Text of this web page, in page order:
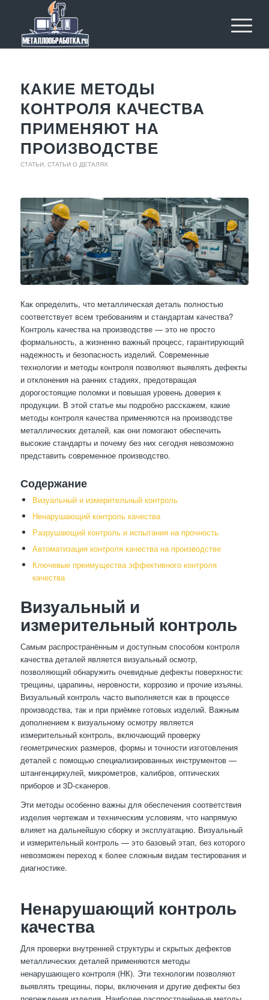
КАКИЕ МЕТОДЫ
КОНТРОЛЯ КАЧЕСТВА
ПРИМЕНЯЮТ НА
ПРОИЗВОДСТВЕ
СТАТЬИ, СТАТЬИ О ДЕТАЛЯХ
Как определить, что металлическая деталь полностью
соответствует всем требованиям и стандартам качества?
Контроль качества на производстве — это не просто
формальность, а жизненно важный процесс, гарантирующий
надежность и безопасность изделий. Современные
технологии и методы контроля позволяют выявлять дефекты
и отклонения на ранних стадиях, предотвращая
дорогостоящие поломки и повышая уровень доверия к
продукции. В этой статье мы подробно расскажем, какие
методы контроля качества применяются на производстве
металлических деталей, как они помогают обеспечить
высокие стандарты и почему без них сегодня невозможно
представить современное производство.
Содержание
Визуальный и измерительный контроль
Ненарушающий контроль качества
Разрушающий контроль и испытания на прочность
Автоматизация контроля качества на производстве
Ключевые преимущества эффективного контроля
качества
Визуальный и
измерительный контроль
Самым распространённым и доступным способом контроля
качества деталей является визуальный осмотр,
позволяющий обнаружить очевидные дефекты поверхности:
трещины, царапины, неровности, коррозию и прочие изъяны.
Визуальный контроль часто выполняется как в процессе
производства, так и при приёмке готовых изделий. Важным
дополнением к визуальному осмотру является
измерительный контроль, включающий проверку
геометрических размеров, формы и точности изготовления
деталей с помощью специализированных инструментов —
штангенциркулей, микрометров, калибров, оптических
приборов и 3D-сканеров.
Эти методы особенно важны для обеспечения соответствия
изделия чертежам и техническим условиям, что напрямую
влияет на дальнейшую сборку и эксплуатацию. Визуальный
и измерительный контроль — это базовый этап, без которого
невозможен переход к более сложным видам тестирования и
диагностике.
Ненарушающий контроль
качества
Для проверки внутренней структуры и скрытых дефектов
металлических деталей применяются методы
ненарушающего контроля (НК). Эти технологии позволяют
выявлять трещины, поры, включения и другие дефекты без